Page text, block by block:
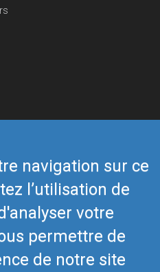
navigation sur ce
l’utilisation de
votre
permettre de
de notre site
8862